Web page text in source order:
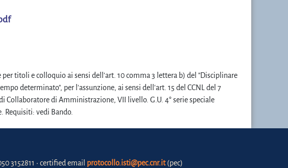
per titoli e colloquio ai sensi dell'art. 10 comma 3 lettera b) del "Disciplinare
determinato", per l'assunzione, ai sensi dell'art. 15 del CCNL del 7
di Amministrazione, VII livello. G.U. 4° serie speciale
Requisiti: vedi Bando.
3152811 • certified email protocollo.isti@pec.cnr.it(pec)